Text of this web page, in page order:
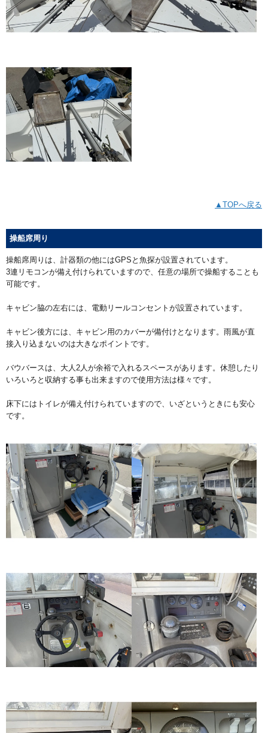
▲TOPへ戻る
操船席周り
操船席周りは、計器類の他にはGPSと魚探が設置されています。
3連リモコンが備え付けられていますので、任意の場所で操船することも
可能です。
キャビン脇の左右には、電動リールコンセントが設置されています。
キャビン後方には、キャビン用のカバーが備付けとなります。雨風が直
接入り込まないのは大きなポイントです。
バウバースは、大人2人が余裕で入れるスペースがあります。休憩したり
いろいろと収納する事も出来ますので使用方法は様々です。
床下にはトイレが備え付けられていますので、いざというときにも安心
です。